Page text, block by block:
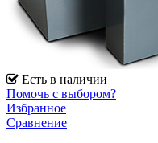
Есть в наличии
Помочь с выбором?
Избранное
Сравнение